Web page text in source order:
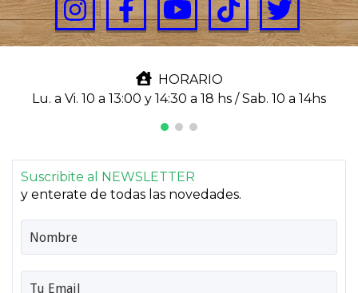
HORARIO
Lu. a Vi. 10 a 13:00 y 14:30 a 18 hs / Sab. 10 a 14hs
Suscribite al NEWSLETTER
y enterate de todas las novedades.